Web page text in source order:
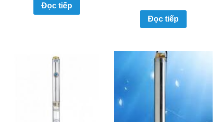
Đọc tiếp
Đọc tiếp